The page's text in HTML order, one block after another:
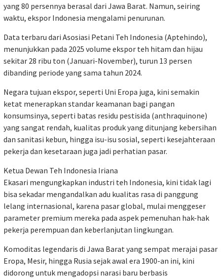
yang 80 persennya berasal dari Jawa Barat. Namun, seiring
waktu, ekspor Indonesia mengalami penurunan.
Data terbaru dari Asosiasi Petani Teh Indonesia (Aptehindo),
menunjukkan pada 2025 volume ekspor teh hitam dan hijau
sekitar 28 ribu ton (Januari-November), turun 13 persen
dibanding periode yang sama tahun 2024.
Negara tujuan ekspor, seperti Uni Eropa juga, kini semakin
ketat menerapkan standar keamanan bagi pangan
konsumsinya, seperti batas residu pestisida (anthraquinone)
yang sangat rendah, kualitas produk yang ditunjang kebersihan
dan sanitasi kebun, hingga isu-isu sosial, seperti kesejahteraan
pekerja dan kesetaraan juga jadi perhatian pasar.
Ketua Dewan Teh Indonesia Iriana
Ekasari mengungkapkan industri teh Indonesia, kini tidak lagi
bisa sekadar mengandalkan adu kualitas rasa di panggung
lelang internasional, karena pasar global, mulai menggeser
parameter premium mereka pada aspek pemenuhan hak-hak
pekerja perempuan dan keberlanjutan lingkungan.
Komoditas legendaris di Jawa Barat yang sempat merajai pasar
Eropa, Mesir, hingga Rusia sejak awal era 1900-an ini, kini
didorong untuk mengadopsi narasi baru berbasis